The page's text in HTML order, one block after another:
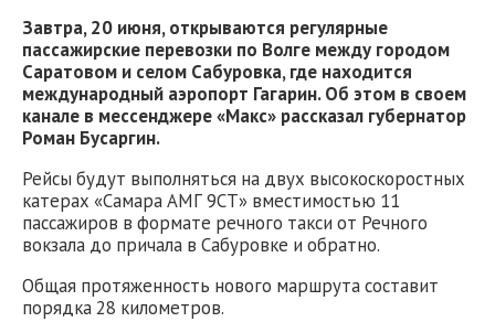
Завтра, 20 июня, открываются регулярные
пассажирские перевозки по Волге между городом
Саратовом и селом Сабуровка, где находится
международный аэропорт Гагарин. Об этом в своем
канале в мессенджере «Макс» рассказал губернатор
Роман Бусаргин.
Рейсы будут выполняться на двух высокоскоростных
катерах «Самара АМГ 9СТ» вместимостью 11
пассажиров в формате речного такси от Речного
вокзала до причала в Сабуровке и обратно.
Общая протяженность нового маршрута составит
порядка 28 километров.